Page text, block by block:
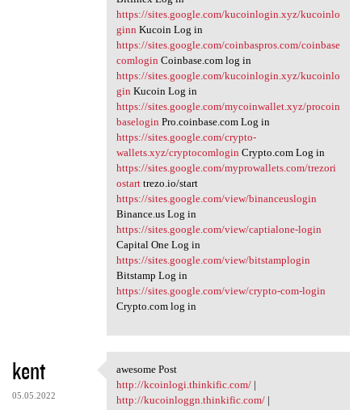
https://sites.google.com/kucoinlogin.xyz/kucoinlo
ginn Kucoin Log in
https://sites.google.com/coinbaspros.com/coinbase
comlogin Coinbase.com log in
https://sites.google.com/kucoinlogin.xyz/kucoinlo
gin Kucoin Log in
https://sites.google.com/mycoinwallet.xyz/procoin
baselogin Pro.coinbase.com Log in
https://sites.google.com/crypto-
wallets.xyz/cryptocomlogin Crypto.com Log in
https://sites.google.com/myprowallets.com/trezori
ostarttrezo.io/start
https://sites.google.com/view/binanceuslogin
Binance.us Log in
https://sites.google.com/view/captialone-login
Capital One Log in
https://sites.google.com/view/bitstamplogin
Bitstamp Log in
https://sites.google.com/view/crypto-com-login
Crypto.com log in
kent
05.05.2022
awesome Post
awesome Post
http://kcoinlogi.thinkific.com/|
http://kucoinloggn.thinkific.com/|